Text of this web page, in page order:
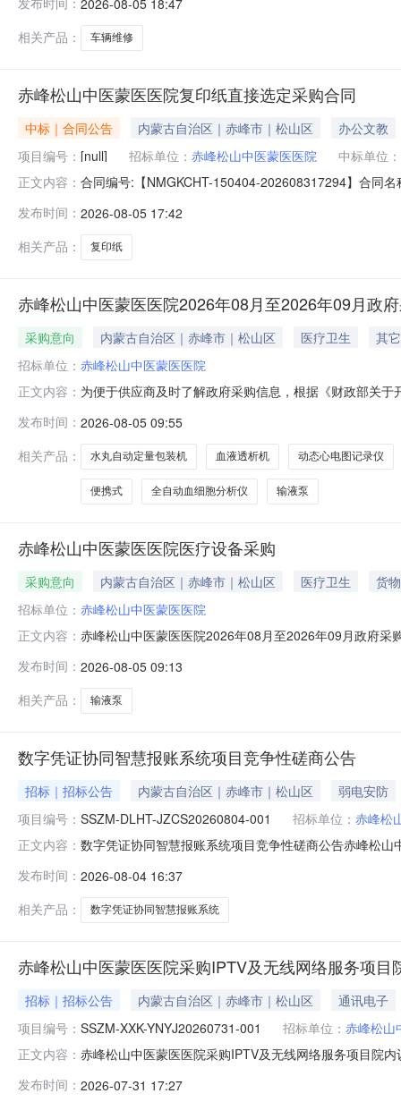
采计划[2026]松山02582采购方式：电子卖场（定点服务
相关产品：
车辆维修
赤峰松山中医蒙医医院复印纸直接选定采购合同
中标｜合同公告 内蒙古自治区｜赤峰市｜松山区
办公文教
项目编号： [null] 招标单位： 赤峰松山中医蒙医医院
中标单位：
正文内容： 合同编号:【NMGKCHT-150404-202608317294】合同
主要标的名称：70克晨鸣雪莲A4复印纸,70克晨鸣铭洋
发布时间： 2026-08-05 17:42
相关产品：
复印纸
赤峰松山中医蒙医医院2026年08月至2026年09月政
采购意向 内蒙古自治区｜赤峰市｜松山区 医疗卫生
其它
招标单位： 赤峰松山中医蒙医医院
正文内容： 为便于供应商及时了解政府采购信息，根据《财政部关
内容：脉动真空灭菌器采购数量：1台采购内容：肺功能
容：全自动生化分析仪采购
发布时间： 2026-08-05 09:55
相关产品：
水丸自动定量包装机 血液透析机 动态心电图记录仪
便携式 全自动血细胞分析仪 输液泵
赤峰松山中医蒙医医院医疗设备采购
采购意向 内蒙古自治区｜赤峰市｜松山区 医疗卫生
货物
招标单位： 赤峰松山中医蒙医医院
正文内容： 赤峰松山中医蒙医医院2026年08月至2026年09月政府采
目：采购需求概况：采购内容:输液泵采购数量:3.0000台
床使
发布时间： 2026-08-05 09:13
相关产品：
输液泵
数字凭证协同智慧报账系统项目竞争性磋商公告
招标｜招标公告 内蒙古自治区｜赤峰市｜松山区
弱电安防
项目编号： SSZM-DLHT-JZCS20260804-001 招标单位： 赤峰松
正文内容： 数字凭证协同智慧报账系统项目竞争性磋商公告赤峰松
采购内容与技术要求详见采购文件。二、供应商的资格
重大
发布时间： 2026-08-04 16:37
相关产品：
数字凭证协同智慧报账系统
赤峰松山中医蒙医医院采购IPTV及无线网络服务项目
招标｜招标公告 内蒙古自治区｜赤峰市｜松山区
通讯电子
项目编号： SSZM-XXK-YNYJ20260731-001 招标单位： 赤峰松山
正文内容： 赤峰松山中医蒙医医院采购IPTV及无线网络服务项目院
供应商的资格要求（一）符合《中华人民共和国政府采
发布时间： 2026-07-31 17:27